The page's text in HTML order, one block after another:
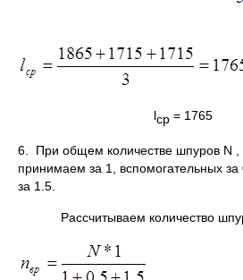
lср = 1765
6. При общем количестве шпуров N ,
принимаем за 1, вспомогательных
за 1.5.
Рассчитываем количество